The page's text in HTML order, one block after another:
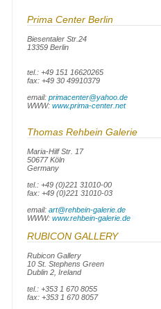
Prima Center Berlin
Biesentaler Str.24
13359 Berlin
tel.: +49 151 16620265
fax: +49 30 49910379
email: primacenter@yahoo.de
WWW: www.prima-center.net
Thomas Rehbein Galerie
Maria-Hilf Str. 17
50677 Köln
Germany
tel.: +49 (0)221 31010-00
fax: +49 (0)221 31010-03
email: art@rehbein-galerie.de
WWW: www.rehbein-galerie.de
RUBICON GALLERY
Rubicon Gallery
10 St. Stephens Green
Dublin 2, Ireland
tel.: +353 1 670 8055
fax: +353 1 670 8057